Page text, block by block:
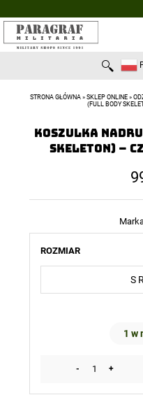
STRONA GŁÓWNA» SKLEP ONLINE»
(FULL BODY
Koszulka
Skeleton) –
ROZMIAR
1 w
-
ilość
+